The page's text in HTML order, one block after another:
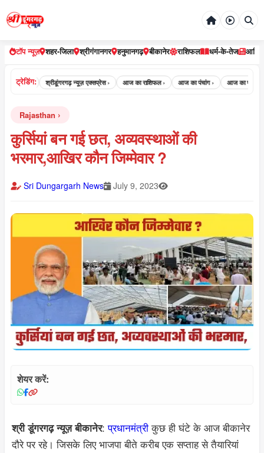
टॉप न्यूज़ शहर-जिला श्रीगंगानगर हनुमानगढ़ बीकानेर राशिफल धर्म-के-तेज
ट्रेडिंग:श्रीडूंगरगढ़ न्यूज़ एक्सप्रेस › आज का राशिफल › आज का पंचांग › आज का पंचांग क्या है ›
Rajasthan
कुर्सियां बन गई छत, अव्यवस्थाओं की
भरमार,आखिर कौन जिम्मेवार ?
Sri Dungargarh News July 9, 2023
शेयर करें:
श्री डूंगरगढ़ न्यूज़ बीकानेर:प्रधानमंत्रीकुछ ही घंटे के आज बीकानेर
दौरे पर रहे। जिसके लिए भाजपा बीते करीब एक सप्ताह से तैयारियां